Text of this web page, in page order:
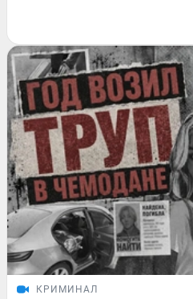
КРИМИНАЛ